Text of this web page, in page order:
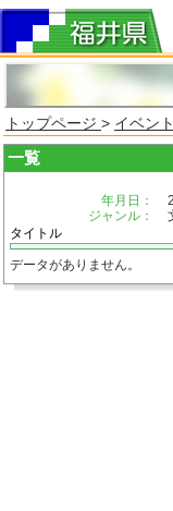
トップページ > イベン
一覧
年月日：
ジャンル：
タイトル
データがありません。